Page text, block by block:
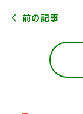
前の記事